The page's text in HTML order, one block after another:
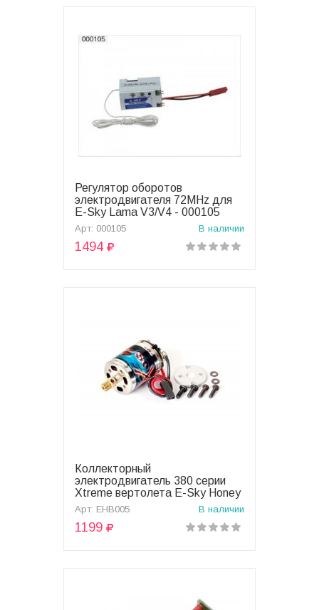
В корзину
Регулятор оборотов
электродвигателя 72MHz для
E-Sky Lama V3/V4 - 000105
Арт: 000105 В наличии
1494
В корзину
Коллекторный
электродвигатель 380 серии
Xtreme вертолета E-Sky Honey
Bee - EHB005
Арт: EHB005 В наличии
1199